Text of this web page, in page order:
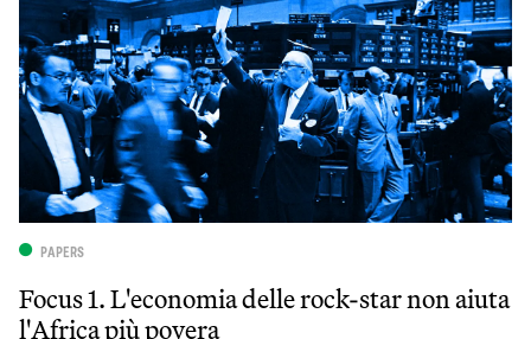
PAPERS
Focus 1. L'economia delle rock-star non aiuta
l'Africa più povera